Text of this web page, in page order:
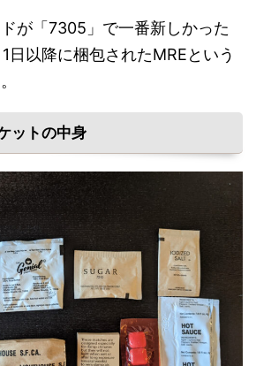
が「7305」で一番新しかった
日以降に梱包されたMREという
ットの中身